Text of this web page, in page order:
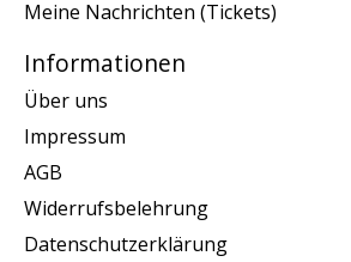
Meine Nachrichten (Tickets)
Informationen
Über uns
Impressum
AGB
Widerrufsbelehrung
Datenschutzerklärung